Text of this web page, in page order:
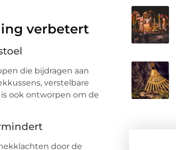
verbetert
die bijdragen aan
verstelbare
ook ontworpen om de
door de